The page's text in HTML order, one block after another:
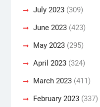
July 2023(309)
June 2023(423)
May 2023(295)
April 2023(324)
March 2023(411)
February 2023(337)